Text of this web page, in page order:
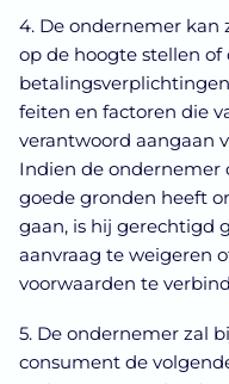
4. De ondernemer kan
op de hoogte stellen
feiten en factoren die
verantwoord aangaan
Indien de ondernemer
goede gronden heeft
gaan, is hij gerechtigd
aanvraag te weigeren
voorwaarden te
5. De ondernemer zal
consument de